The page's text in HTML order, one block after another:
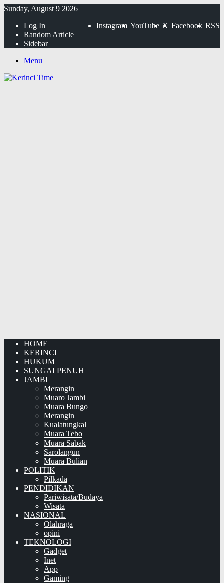
Sunday, August 9 2026
RSS
Facebook
X
YouTube
Instagram
Log In
Random Article
Sidebar
Menu
HOME
KERINCI
HUKUM
SUNGAI PENUH
JAMBI
Merangin
Muaro Jambi
Muara Bungo
Merangin
Kualatungkal
Muara Tebo
Muara Sabak
Sarolangun
Muara Bulian
POLITIK
Pilkada
PENDIDIKAN
Pariwisata/Budaya
Wisata
NASIONAL
Olahraga
opini
TEKNOLOGI
Gadget
Inet
App
Gaming